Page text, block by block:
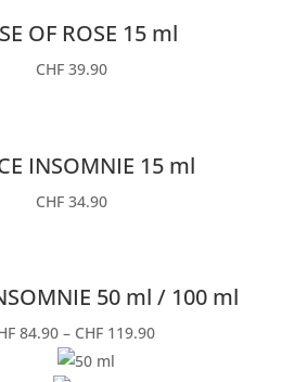
OF ROSE 15 ml
CHF39.90
INSOMNIE 15 ml
CHF34.90
50 ml / 100 ml
84.90 – CHF 119.90